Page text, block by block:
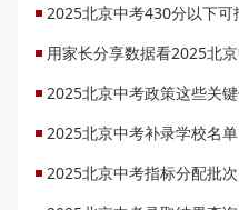
2025北京中考430分以下可
用家长分享数据看2025北
2025北京中考政策这些关
2025北京中考补录学校名
2025北京中考指标分配批